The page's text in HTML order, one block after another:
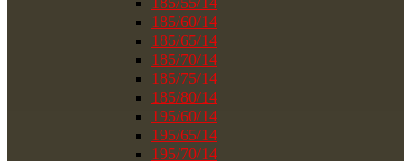
185/60/14
185/65/14
185/70/14
185/75/14
185/80/14
195/60/14
195/65/14
195/70/14